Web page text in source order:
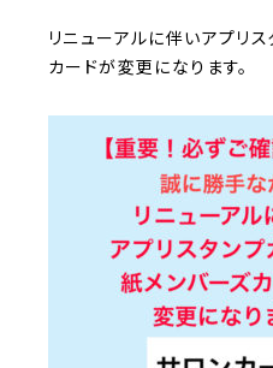
リニューアルに伴いアプリ
カードが変更になります。